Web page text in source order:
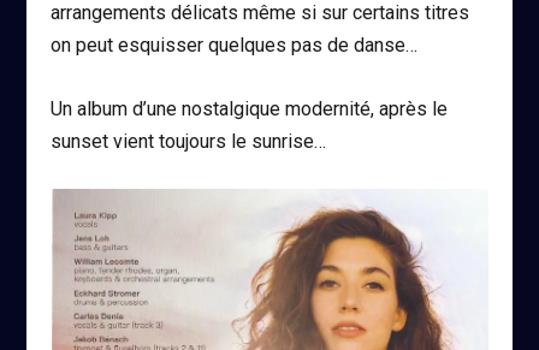
arrangements délicats même si sur certains titres
on peut esquisser quelques pas de danse…
Un album d’une nostalgique modernité, après le
sunset vient toujours le sunrise…